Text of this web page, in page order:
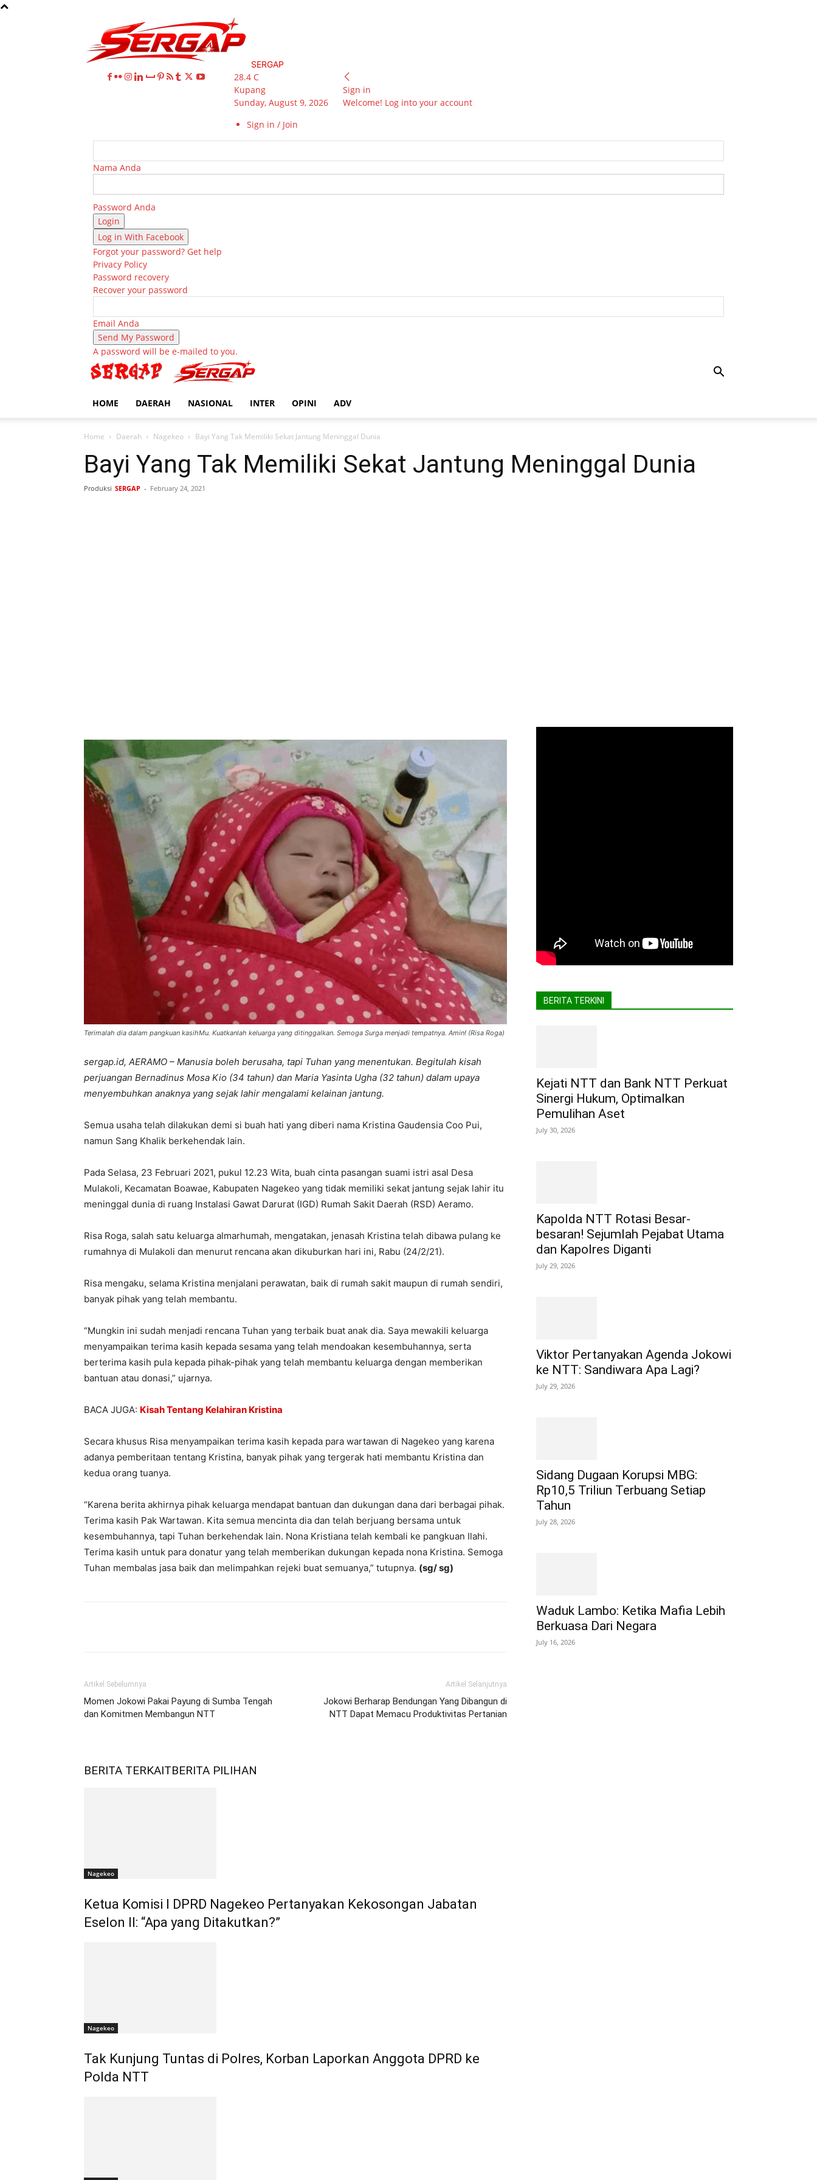
SERGAP
28.4 C
Kupang
Sunday, August 9, 2026
Sign in / Join
Sign in
Welcome! Log into your account
Nama Anda
Password Anda
Log in With Facebook
Forgot your password? Get help
Privacy Policy
Password recovery
Recover your password
Email Anda
A password will be e-mailed to you.
HOME DAERAH NASIONAL INTER OPINI ADV
Home Daerah Nagekeo Bayi Yang Tak Memiliki Sekat Jantung Meninggal Dunia
Bayi Yang Tak Memiliki Sekat Jantung Meninggal Dunia
Produksi SERGAP - February 24, 2021
Terimalah dia dalam pangkuan kasihMu. Kuatkanlah keluarga yang ditinggalkan. Semoga Surga menjadi tempatnya. Amin! (Risa Roga)
sergap.id, AERAMO – Manusia boleh berusaha, tapi Tuhan yang menentukan. Begitulah kisah
perjuangan Bernadinus Mosa Kio (34 tahun) dan Maria Yasinta Ugha (32 tahun) dalam upaya
menyembuhkan anaknya yang sejak lahir mengalami kelainan jantung.
Semua usaha telah dilakukan demi si buah hati yang diberi nama Kristina Gaudensia Coo Pui,
namun Sang Khalik berkehendak lain.
Pada Selasa, 23 Februari 2021, pukul 12.23 Wita, buah cinta pasangan suami istri asal Desa
Mulakoli, Kecamatan Boawae, Kabupaten Nagekeo yang tidak memiliki sekat jantung sejak lahir itu
meninggal dunia di ruang Instalasi Gawat Darurat (IGD) Rumah Sakit Daerah (RSD) Aeramo.
Risa Roga, salah satu keluarga almarhumah, mengatakan, jenasah Kristina telah dibawa pulang ke
rumahnya di Mulakoli dan menurut rencana akan dikuburkan hari ini, Rabu (24/2/21).
Risa mengaku, selama Kristina menjalani perawatan, baik di rumah sakit maupun di rumah sendiri,
banyak pihak yang telah membantu.
“Mungkin ini sudah menjadi rencana Tuhan yang terbaik buat anak dia. Saya mewakili keluarga
menyampaikan terima kasih kepada sesama yang telah mendoakan kesembuhannya, serta
berterima kasih pula kepada pihak-pihak yang telah membantu keluarga dengan memberikan
bantuan atau donasi,” ujarnya.
BACA JUGA: Kisah Tentang Kelahiran Kristina
Secara khusus Risa menyampaikan terima kasih kepada para wartawan di Nagekeo yang karena
adanya pemberitaan tentang Kristina, banyak pihak yang tergerak hati membantu Kristina dan
kedua orang tuanya.
“Karena berita akhirnya pihak keluarga mendapat bantuan dan dukungan dana dari berbagai pihak.
Terima kasih Pak Wartawan. Kita semua mencinta dia dan telah berjuang bersama untuk
kesembuhannya, tapi Tuhan berkehendak lain. Nona Kristiana telah kembali ke pangkuan Ilahi.
Terima kasih untuk para donatur yang telah memberikan dukungan kepada nona Kristina. Semoga
Tuhan membalas jasa baik dan melimpahkan rejeki buat semuanya,” tutupnya. (sg/ sg)
Artikel Sebelumnya
Momen Jokowi Pakai Payung di Sumba Tengah
dan Komitmen Membangun NTT
Artikel Selanjutnya
Jokowi Berharap Bendungan Yang Dibangun di
NTT Dapat Memacu Produktivitas Pertanian
BERITA TERKAITBERITA PILIHAN
Nagekeo
Ketua Komisi I DPRD Nagekeo Pertanyakan Kekosongan Jabatan
Eselon II: “Apa yang Ditakutkan?”
Nagekeo
Tak Kunjung Tuntas di Polres, Korban Laporkan Anggota DPRD ke
Polda NTT
BERITA TERKINI
Kejati NTT dan Bank NTT Perkuat
Sinergi Hukum, Optimalkan
Pemulihan Aset
July 30, 2026
Kapolda NTT Rotasi Besar-
besaran! Sejumlah Pejabat Utama
dan Kapolres Diganti
July 29, 2026
Viktor Pertanyakan Agenda Jokowi
ke NTT: Sandiwara Apa Lagi?
July 29, 2026
Sidang Dugaan Korupsi MBG:
Rp10,5 Triliun Terbuang Setiap
Tahun
July 28, 2026
Waduk Lambo: Ketika Mafia Lebih
Berkuasa Dari Negara
July 16, 2026